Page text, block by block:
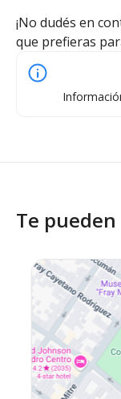
¡No dudés en
que prefieras
Te